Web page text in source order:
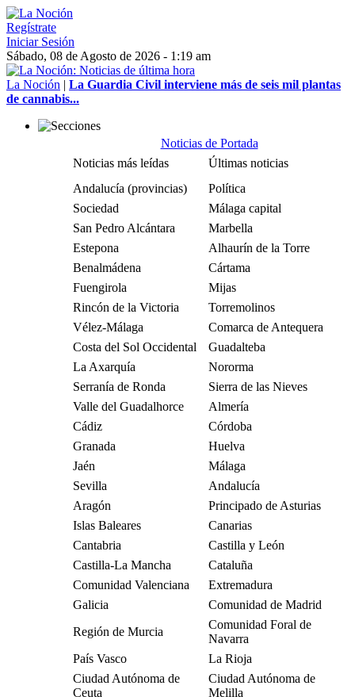
Regístrate
Iniciar Sesión
Sábado, 08 de Agosto de 2026 - 1:19 am
La Noción | La Guardia Civil interviene más de seis mil plantas
de cannabis...
Noticias de Portada
Noticias más leídas
Últimas noticias
Andalucía (provincias)
Política
Sociedad
Málaga capital
San Pedro Alcántara
Marbella
Estepona
Alhaurín de la Torre
Benalmádena
Cártama
Fuengirola
Mijas
Rincón de la Victoria
Torremolinos
Vélez-Málaga
Comarca de Antequera
Costa del Sol Occidental
Guadalteba
La Axarquía
Nororma
Serranía de Ronda
Sierra de las Nieves
Valle del Guadalhorce
Almería
Cádiz
Córdoba
Granada
Huelva
Jaén
Málaga
Sevilla
Andalucía
Aragón
Principado de Asturias
Islas Baleares
Canarias
Cantabria
Castilla y León
Castilla-La Mancha
Cataluña
Comunidad Valenciana
Extremadura
Galicia
Comunidad de Madrid
Región de Murcia
Comunidad Foral de
Navarra
País Vasco
La Rioja
Ciudad Autónoma de
Ceuta
Ciudad Autónoma de
Melilla